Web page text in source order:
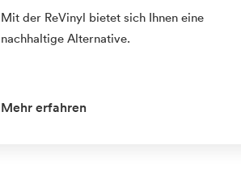
Mit der ReVinyl bietet sich Ihnen eine
nachhaltige Alternative.
Mehr erfahren